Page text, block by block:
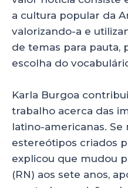
a cultura popular da
valorizando-a e
de temas para pauta,
escolha do
Karla Burgoa
trabalho acerca das
latino-americanas. Se
estereótipos criados
explicou que mudou
(RN) aos sete anos,